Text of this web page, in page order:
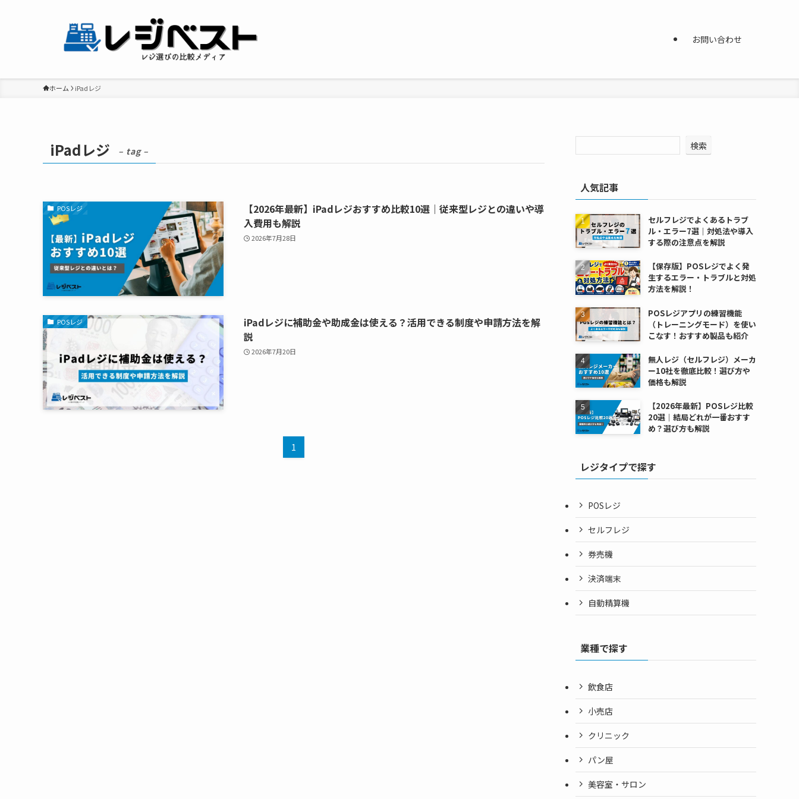
お問い合わせ
ホーム iPadレジ
iPadレジ – tag –
POSレジ
【2026年最新】iPadレジおすすめ比較10選｜従来型レジとの違いや導
入費用も解説
2026年7月28日
POSレジ
iPadレジに補助金や助成金は使える？活用できる制度や申請方法を解
説
2026年7月20日
1
検索
人気記事
セルフレジでよくあるトラブ
ル・エラー7選｜対処法や導入
する際の注意点を解説
【保存版】POSレジでよく発
生するエラー・トラブルと対処
方法を解説！
POSレジアプリの練習機能
（トレーニングモード）を使い
こなす！おすすめ製品も紹介
無人レジ（セルフレジ）メーカ
ー10社を徹底比較！選び方や
価格も解説
【2026年最新】POSレジ比較
20選｜結局どれが一番おすす
め？選び方も解説
レジタイプで探す
POSレジ
セルフレジ
券売機
決済端末
自動精算機
業種で探す
飲食店
小売店
クリニック
パン屋
美容室・サロン